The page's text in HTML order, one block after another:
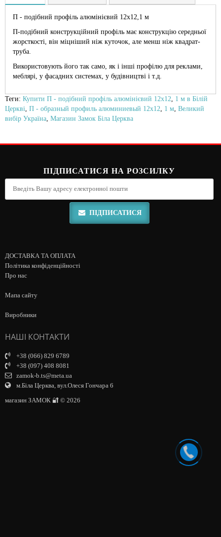
П - подібний профіль алюмінієвий 12х12,1 м
П-подібний конструкційний профіль має конструкцію середньої
жорсткості, він міцніший ніж куточок, але менш ніж квадрат-
труба.
Використовують його так само, як і інші профілю для реклами,
меблярі, у фасадних системах, у будівництві і т.д.
Теги: Купити П - подібний профіль алюмінієвий 12х12
1 м в Білій
Церкві П - образный профиль алюминиевый 12х12 1 м Великий
вибір Україна Магазин Замок Біла Церква
ПІДПИСАТИСЯ НА РОЗСИЛКУ
ПІДПИСАТИСЯ
ДОСТАВКА ТА ОПЛАТА
Політика конфіденційності
Про нас
Мапа сайту
Виробники
НАШІ КОНТАКТИ
+38 (066) 829 6789
+38 (097) 408 8081
zamok-b.ts@meta.ua
м.Біла Церква, вул.Олеся Гончара 6
магазин ЗАМОК 🔐 © 2026